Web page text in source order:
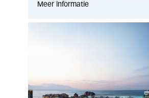
Meer informatie